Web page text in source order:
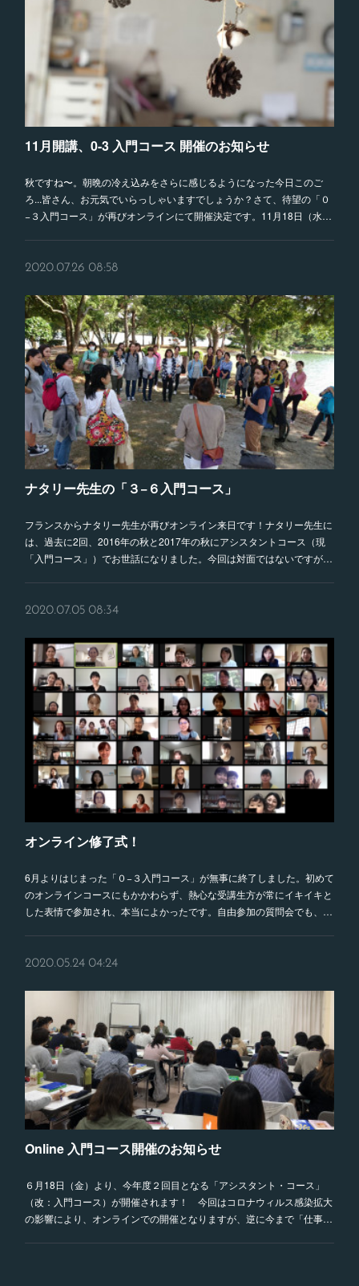
11月開講、0-3 入門コース 開催のお知らせ
秋ですね〜。朝晩の冷え込みをさらに感じるようになった今日このご
ろ...皆さん、お元気でいらっしゃいますでしょうか？さて、待望の「０
−３入門コース」が再びオンラインにて開催決定です。11月18日（水…
2020.07.26 08:58
ナタリー先生の「３−６入門コース」
フランスからナタリー先生が再びオンライン来日です！ナタリー先生に
は、過去に2回、2016年の秋と2017年の秋にアシスタントコース（現
「入門コース」）でお世話になりました。今回は対面ではないですが…
2020.07.05 08:34
オンライン修了式！
6月よりはじまった「０−３入門コース」が無事に終了しました。初めて
のオンラインコースにもかかわらず、熱心な受講生方が常にイキイキと
した表情で参加され、本当によかったです。自由参加の質問会でも、…
2020.05.24 04:24
Online 入門コース開催のお知らせ
６月18日（金）より、今年度２回目となる「アシスタント・コース」
（改：入門コース）が開催されます！ 今回はコロナウィルス感染拡大
の影響により、オンラインでの開催となりますが、逆に今まで「仕事…